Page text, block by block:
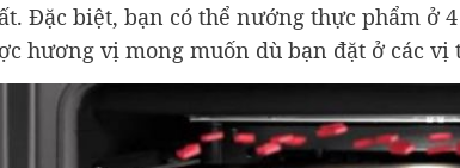
Đặc biệt, bạn có thể nướng thực phẩm ở
hương vị mong muốn dù bạn đặt ở các